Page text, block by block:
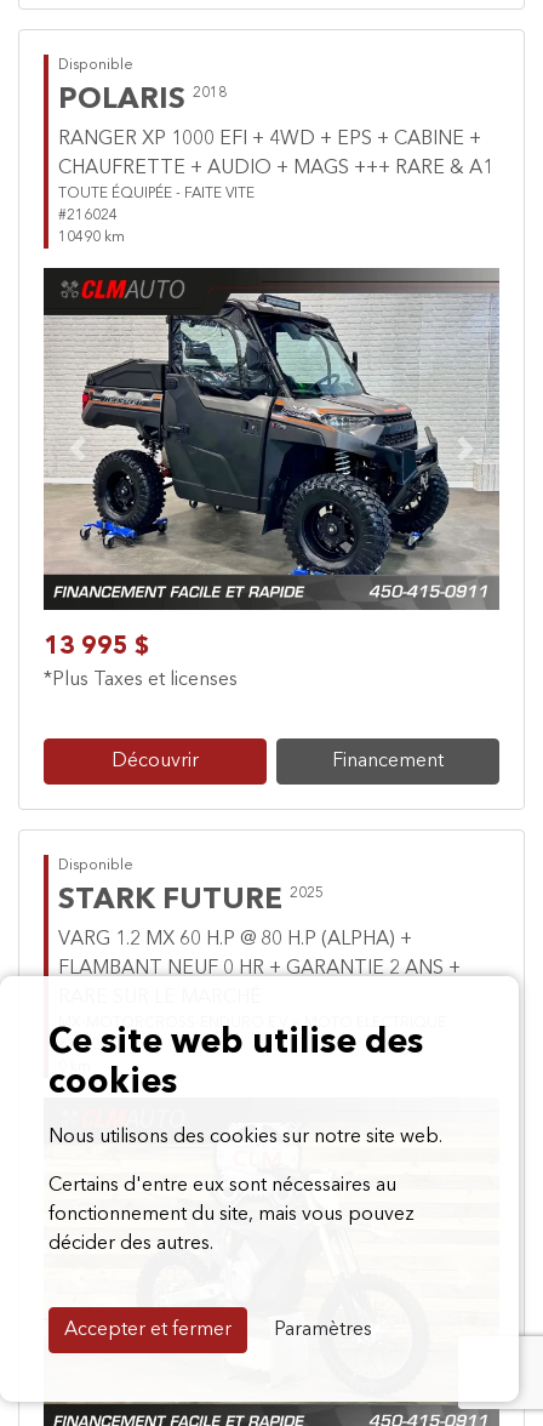
Disponible
POLARIS 2018
RANGER XP 1000 EFI + 4WD + EPS + CABINE +
CHAUFRETTE + AUDIO + MAGS +++ RARE & A1
TOUTE ÉQUIPÉE - FAITE VITE
#216024
10490 km
Previous Next
13 995 $
*Plus Taxes et licenses
Découvrir Financement
Disponible
STARK FUTURE 2025
VARG 1.2 MX 60 H.P @ 80 H.P (ALPHA) +
FLAMBANT NEUF 0 HR + GARANTIE 2 ANS +
MX-MOTORCROSS-ENDURO E.V = MOTO ELECTRIQUE
#181227
Ce site web utilise des
cookies
Nous utilisons des cookies sur notre site web.
Certains d'entre eux sont nécessaires au
fonctionnement du site, mais vous pouvez
décider des autres.
Accepter et fermer Paramètres